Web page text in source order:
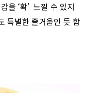
을 ‘확’ 느낄 수 있지
특별한 즐거움인 듯 합